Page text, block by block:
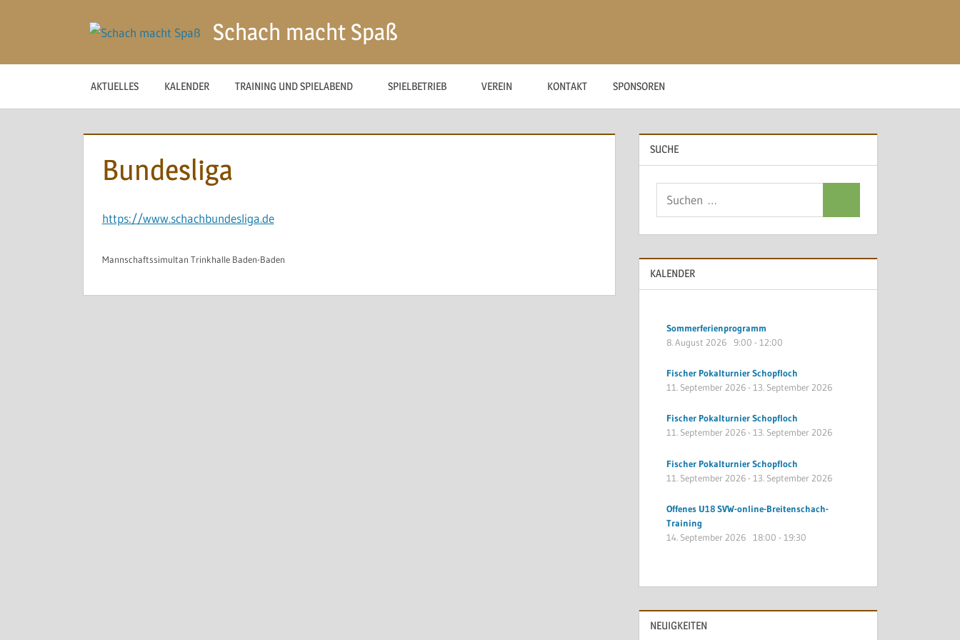
Schach macht Spaß
AKTUELLES KALENDER TRAINING UND SPIELABEND SPIELBETRIEB VEREIN KONTAKT SPONSOREN
Bundesliga
https://www.schachbundesliga.de
Mannschaftssimultan Trinkhalle Baden-Baden
SUCHE
KALENDER
Sommerferienprogramm
8. August 2026
9:00 -12:00
Fischer Pokalturnier Schopfloch
11. September 2026-13. September 2026
Fischer Pokalturnier Schopfloch
11. September 2026-13. September 2026
Fischer Pokalturnier Schopfloch
11. September 2026-13. September 2026
Offenes U18 SVW-online-Breitenschach-
Training
14. September 2026
18:00 -19:30
NEUIGKEITEN